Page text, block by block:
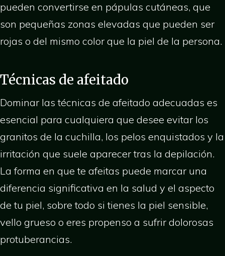
pueden convertirse en pápulas cutáneas, que
son pequeñas zonas elevadas que pueden ser
rojas o del mismo color que la piel de la persona.
Técnicas de afeitado
Dominar las técnicas de afeitado adecuadas es
esencial para cualquiera que desee evitar los
granitos de la cuchilla, los pelos enquistados y la
irritación que suele aparecer tras la depilación.
La forma en que te afeitas puede marcar una
diferencia significativa en la salud y el aspecto
de tu piel, sobre todo si tienes la piel sensible,
vello grueso o eres propenso a sufrir dolorosas
protuberancias.